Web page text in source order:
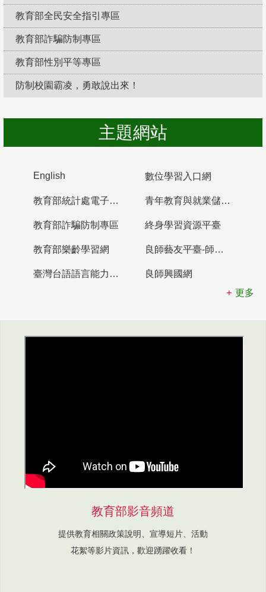
教育部全民安全指引專區
教育部詐騙防制專區
教育部性別平等專區
防制校園霸凌，勇敢說出來！
主題網站
English 數位學習入口網
教育部統計處電子書櫃 青年教育與就業儲蓄帳戶
教育部詐騙防制專區 終身學習資源平臺
教育部樂齡學習網 良師藝友平臺-師資培育整合平臺
臺灣台語語言能力認證網站
良師興國網
更多
教育部影音頻道
提供教育相關政策說明、宣導短片、活動
花絮等影片資訊，歡迎踴躍收看！